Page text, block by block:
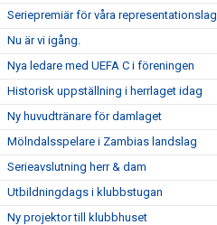
Seriepremiär för våra representationslag
Nu är vi igång.
Nya ledare med UEFA C i föreningen
Historisk uppställning i herrlaget idag
Ny huvudtränare för damlaget
Mölndalsspelare i Zambias landslag
Serieavslutning herr & dam
Utbildningdags i klubbstugan
Ny projektor till klubbhuset